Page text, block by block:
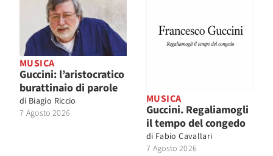
MUSICA
Guccini: l’aristocratico
burattinaio di parole
di Biagio Riccio
7 Agosto 2026
MUSICA
Guccini. Regaliamogli
il tempo del congedo
di Fabio Cavallari
7 Agosto 2026